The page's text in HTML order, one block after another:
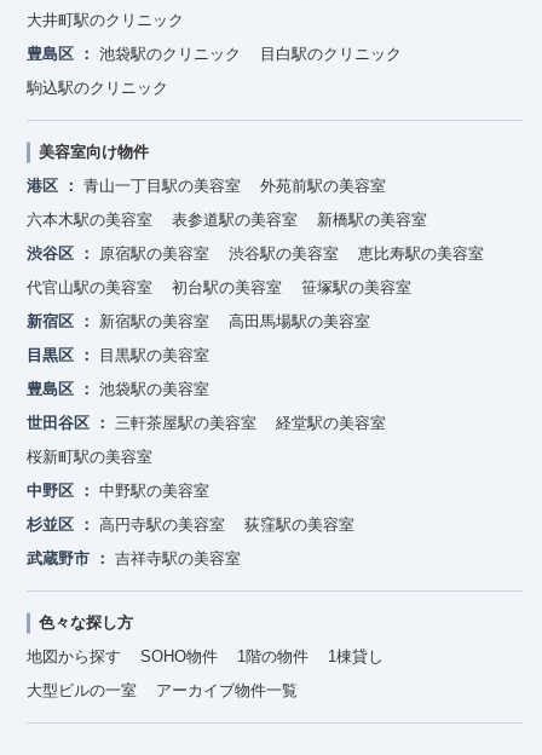
大井町駅のクリニック
豊島区
池袋駅のクリニック
目白駅のクリニック
駒込駅のクリニック
美容室向け物件
港区
青山一丁目駅の美容室
外苑前駅の美容室
六本木駅の美容室
表参道駅の美容室
新橋駅の美容室
渋谷区
原宿駅の美容室 渋谷駅の美容室
恵比寿駅の美容室
代官山駅の美容室
初台駅の美容室
笹塚駅の美容室
新宿区
新宿駅の美容室
高田馬場駅の美容室
目黒区
目黒駅の美容室
豊島区
池袋駅の美容室
世田谷区
三軒茶屋駅の美容室
経堂駅の美容室
桜新町駅の美容室
中野区
中野駅の美容室
杉並区
高円寺駅の美容室
荻窪駅の美容室
武蔵野市
吉祥寺駅の美容室
色々な探し方
地図から探す
SOHO物件 1階の物件
1棟貸し
大型ビルの一室
アーカイブ物件一覧